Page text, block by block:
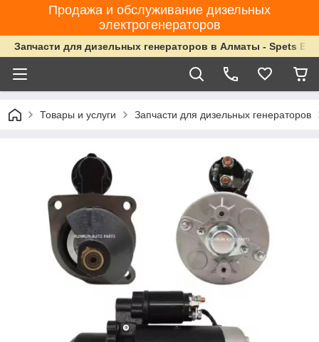
Продажа и обслуживание дизельных
электрогенераторов
Запчасти для дизельных генераторов в Алматы - Spets
Товары и услуги Запчасти для дизельных генераторов